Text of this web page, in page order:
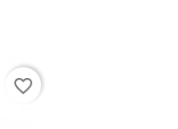
favorite_border